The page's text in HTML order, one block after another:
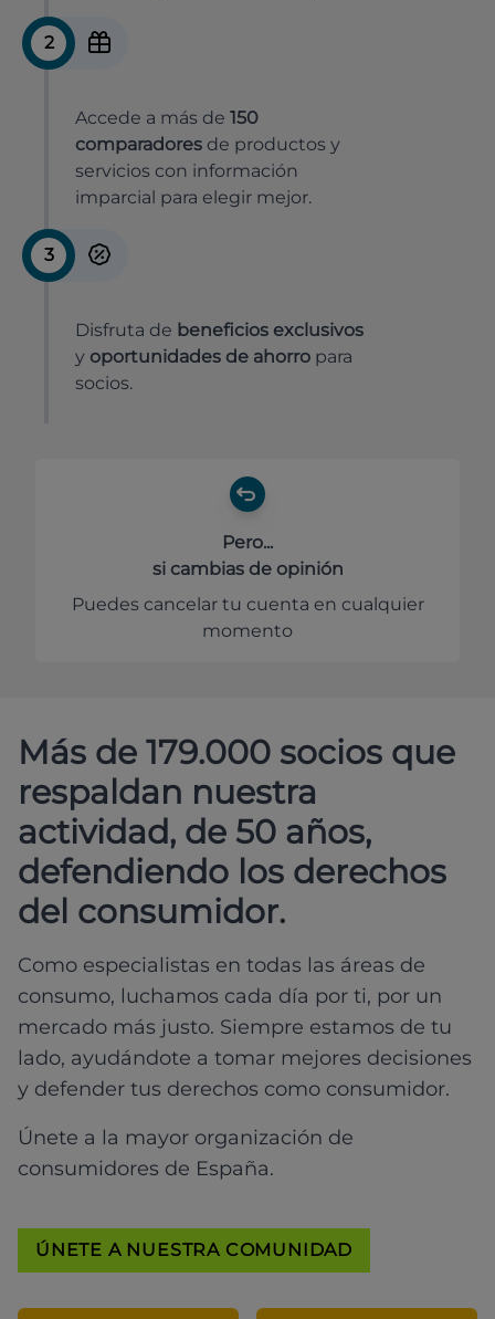
2
Accede a más de 150
comparadores de productos y
servicios con información
imparcial para elegir mejor.
3
Disfruta de beneficios exclusivos
y oportunidades de ahorro para
socios.
Pero...
si cambias de opinión
Puedes cancelar tu cuenta en cualquier
momento
Más de 179.000 socios que
respaldan nuestra
actividad, de 50 años,
defendiendo los derechos
del consumidor.
Como especialistas en todas las áreas de
consumo, luchamos cada día por ti, por un
mercado más justo. Siempre estamos de tu
lado, ayudándote a tomar mejores decisiones
y defender tus derechos como consumidor.
Únete a la mayor organización de
consumidores de España.
ÚNETE A NUESTRA COMUNIDAD